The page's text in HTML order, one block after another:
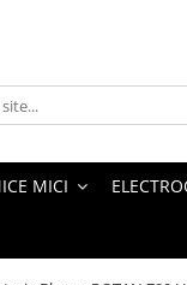
MICI